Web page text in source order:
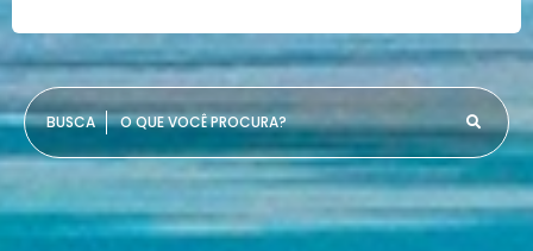
O QUE VOCÊ PROCURA?